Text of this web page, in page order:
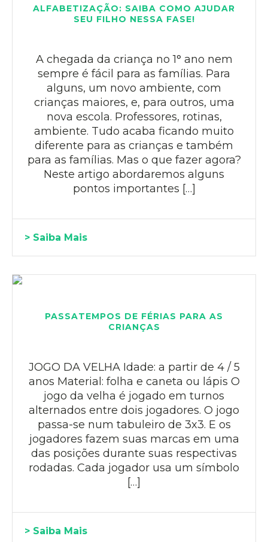
ALFABETIZAÇÃO: SAIBA COMO AJUDAR
SEU FILHO NESSA FASE!
A chegada da criança no 1° ano nem
sempre é fácil para as famílias. Para
alguns, um novo ambiente, com
crianças maiores, e, para outros, uma
nova escola. Professores, rotinas,
ambiente. Tudo acaba ficando muito
diferente para as crianças e também
para as famílias. Mas o que fazer agora?
Neste artigo abordaremos alguns
pontos importantes […]
> Saiba Mais
PASSATEMPOS DE FÉRIAS PARA AS
CRIANÇAS
JOGO DA VELHA Idade: a partir de 4 / 5
anos Material: folha e caneta ou lápis O
jogo da velha é jogado em turnos
alternados entre dois jogadores. O jogo
passa-se num tabuleiro de 3x3. E os
jogadores fazem suas marcas em uma
das posições durante suas respectivas
rodadas. Cada jogador usa um símbolo
[…]
> Saiba Mais